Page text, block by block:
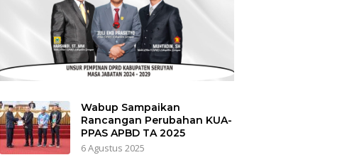
Wabup Sampaikan
Rancangan Perubahan KUA-
PPAS APBD TA 2025
6 Agustus 2025